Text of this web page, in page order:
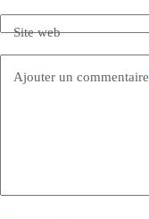
Site web
Ajouter un commentaire